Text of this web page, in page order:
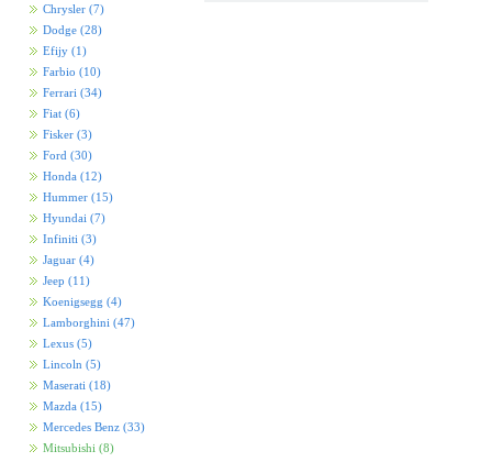
Chrysler (7)
Dodge (28)
Efijy (1)
Farbio (10)
Ferrari (34)
Fiat (6)
Fisker (3)
Ford (30)
Honda (12)
Hummer (15)
Hyundai (7)
Infiniti (3)
Jaguar (4)
Jeep (11)
Koenigsegg (4)
Lamborghini (47)
Lexus (5)
Lincoln (5)
Maserati (18)
Mazda (15)
Mercedes Benz (33)
Mitsubishi (8)